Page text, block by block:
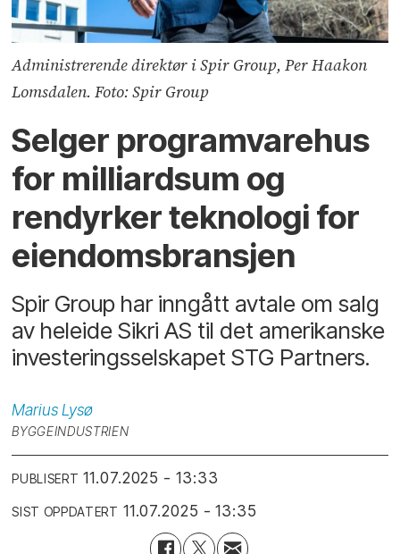
Administrerende direktør i Spir Group, Per Haakon
Lomsdalen. Foto: Spir Group
Selger program­vare­hus
for milliard­sum og
rendyrker teknologi for
eiendoms­bransjen
Spir Group har inngått avtale om salg
av heleide Sikri AS til det amerikanske
investeringsselskapet STG Partners.
Marius Lysø
BYGGEINDUSTRIEN
PUBLISERT 11.07.2025 - 13:33
SIST OPPDATERT 11.07.2025 - 13:35